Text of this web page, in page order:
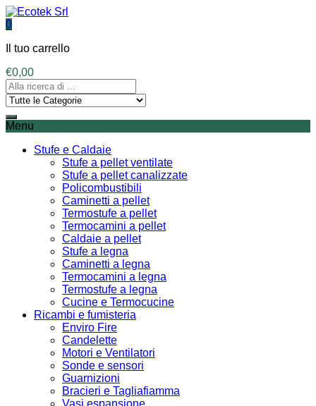
0
Il tuo carrello
€0,00
Menu
Stufe e Caldaie
Stufe a pellet ventilate
Stufe a pellet canalizzate
Policombustibili
Caminetti a pellet
Termostufe a pellet
Termocamini a pellet
Caldaie a pellet
Stufe a legna
Caminetti a legna
Termocamini a legna
Termostufe a legna
Cucine e Termocucine
Ricambi e fumisteria
Enviro Fire
Candelette
Motori e Ventilatori
Sonde e sensori
Guarnizioni
Bracieri e Tagliafiamma
Vasi espansione